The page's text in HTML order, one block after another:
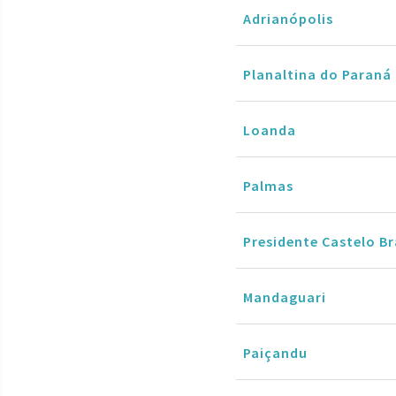
Adrianópolis
Planaltina do Paraná
Loanda
Palmas
Presidente Castelo
Mandaguari
Paiçandu